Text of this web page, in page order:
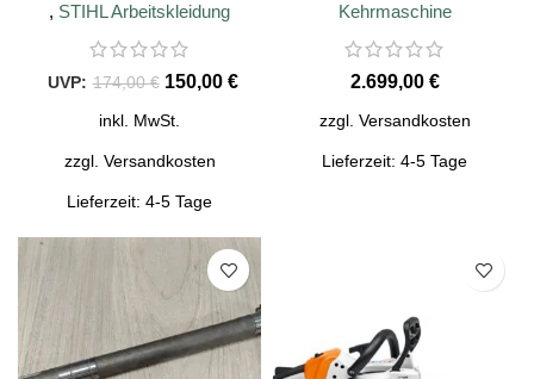
, STIHL Arbeitskleidung
174,00€ 150,00 €
inkl. MwSt.
zzgl. Versandkosten
Lieferzeit: 4-5 Tage
Kehrmaschine
€
zzgl. Versandkosten
Lieferzeit: 4-5 Tage